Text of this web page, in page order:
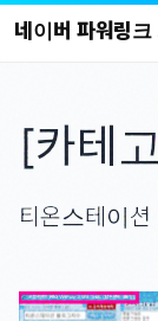
콘
가
네이버 파워링크
[카테
티온스테이션